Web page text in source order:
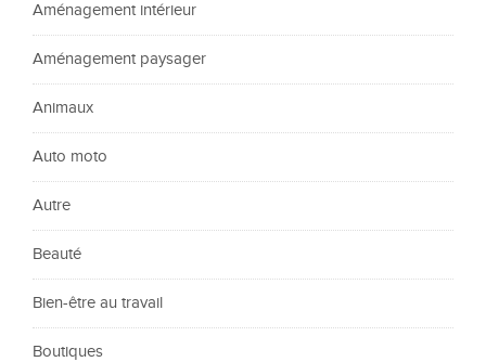
Aménagement intérieur
Aménagement paysager
Animaux
Auto moto
Autre
Beauté
Bien-être au travail
Boutiques